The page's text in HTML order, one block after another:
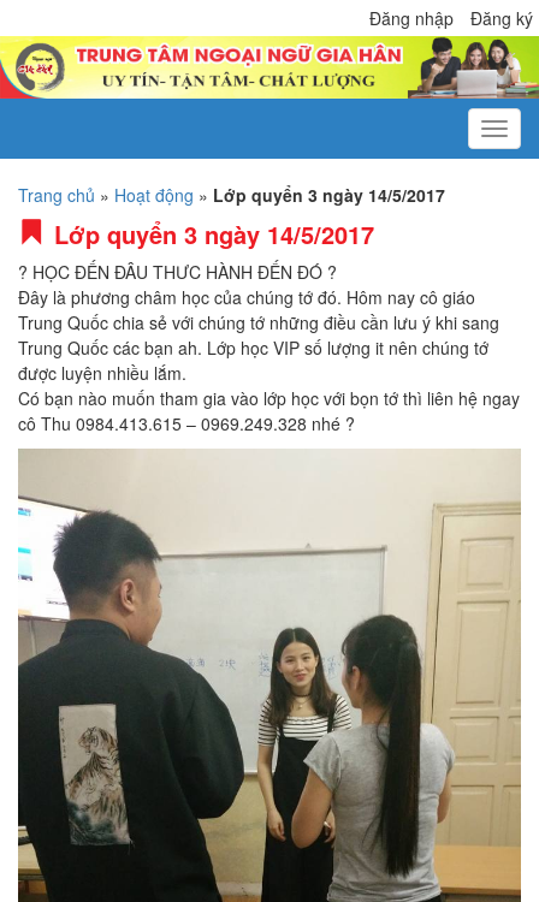
Đăng nhập Đăng ký
Trang chủ » Hoạt động » Lớp quyển 3 ngày 14/5/2017
Lớp quyển 3 ngày 14/5/2017
? HỌC ĐẾN ĐÂU THƯC HÀNH ĐẾN ĐÓ ?
Đây là phương châm học của chúng tớ đó. Hôm nay cô giáo
Trung Quốc chia sẻ với chúng tớ những điều cần lưu ý khi sang
Trung Quốc các bạn ah. Lớp học VIP số lượng it nên chúng tớ
được luyện nhiều lắm.
Có bạn nào muốn tham gia vào lớp học với bọn tớ thì liên hệ ngay
cô Thu 0984.413.615 – 0969.249.328 nhé ?